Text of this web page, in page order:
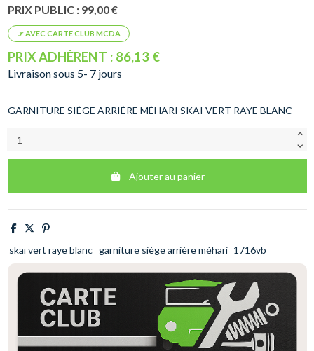
PRIX PUBLIC : 99,00 €
PRIX ADHÉRENT : 86,13 €
Livraison sous 5- 7 jours
GARNITURE SIÈGE ARRIÈRE MÉHARI SKAÏ VERT RAYE BLANC
Ajouter au panier
skaï vert raye blanc garniture siège arrière méhari 1716vb